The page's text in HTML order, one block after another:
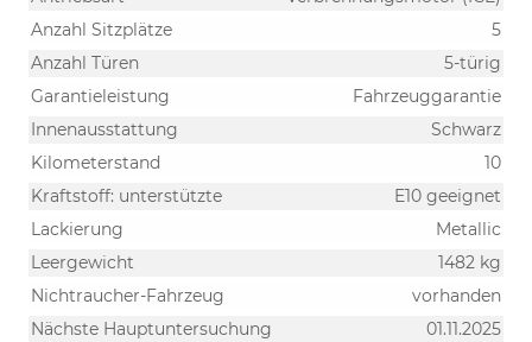
Anzahl Sitzplätze
5
Anzahl Türen
5-türig
Garantieleistung
Fahrzeuggarantie
Innenausstattung
Schwarz
Kilometerstand
10
Kraftstoff: unterstützte
E10 geeignet
Lackierung
Metallic
Leergewicht
1482 kg
Nichtraucher-Fahrzeug
vorhanden
Nächste Hauptuntersuchung
01.11.2025